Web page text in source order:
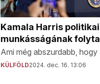
Kamala Harris politikai
munkásságának
Ami még abszurdabb, hogy
KÜLFÖLD2024. dec. 16. 13:06